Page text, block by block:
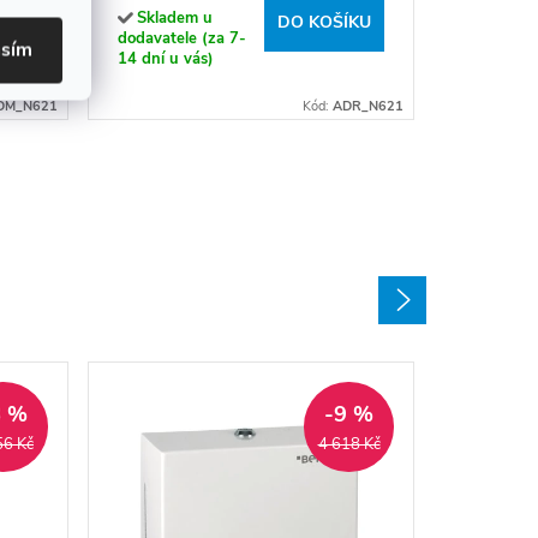
Skladem u
dodavatele (za 7-
14 dní u vás)
DO KOŠÍKU
Kód: ADR_N621
Kč
%
4 618 Kč
-9 %